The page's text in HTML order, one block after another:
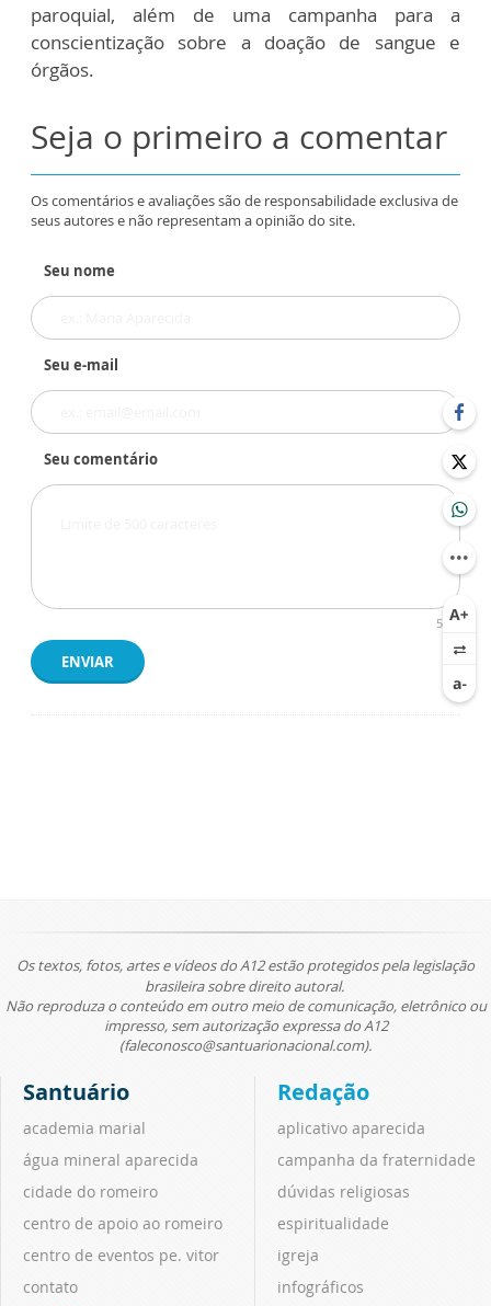
paroquial, além de uma campanha para a
conscientização sobre a doação de sangue e
órgãos.
Seja o primeiro a comentar
Os comentários e avaliações são de responsabilidade exclusiva de
seus autores e não representam a opinião do site.
Seu nome
Seu e-mail
Seu comentário
500
ENVIAR
Os textos, fotos, artes e vídeos do A12 estão protegidos pela legislação
brasileira sobre direito autoral.
Não reproduza o conteúdo em outro meio de comunicação, eletrônico ou
impresso, sem autorização expressa do A12
(faleconosco@santuarionacional.com).
Santuário
academia marial
água mineral aparecida
cidade do romeiro
centro de apoio ao romeiro
centro de eventos pe. vitor
contato
Redação
aplicativo aparecida
campanha da fraternidade
dúvidas religiosas
espiritualidade
igreja
infográficos